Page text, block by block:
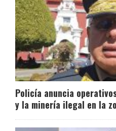
Policía anuncia
y la minería ilegal en la